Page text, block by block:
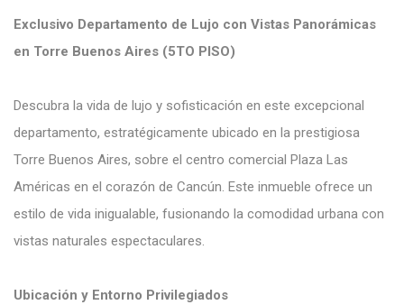
Exclusivo Departamento de Lujo con Vistas Panorámicas
en Torre Buenos Aires (5TO PISO)
Descubra la vida de lujo y sofisticación en este excepcional
departamento, estratégicamente ubicado en la prestigiosa
Torre Buenos Aires, sobre el centro comercial Plaza Las
Américas en el corazón de Cancún. Este inmueble ofrece un
estilo de vida inigualable, fusionando la comodidad urbana con
vistas naturales espectaculares.
Ubicación y Entorno Privilegiados